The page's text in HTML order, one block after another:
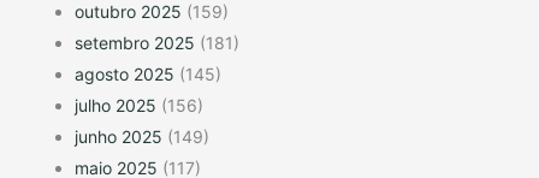
outubro 2025 (159)
setembro 2025 (181)
agosto 2025 (145)
julho 2025 (156)
junho 2025 (149)
maio 2025 (117)